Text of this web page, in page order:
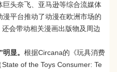
巨头奈飞、亚马逊等综合流媒体
平台推动了动漫在欧洲市场的
会带动相关漫画出版物及周边
显。 根据Circana的《玩具消费
of the Toys Consumer: Te